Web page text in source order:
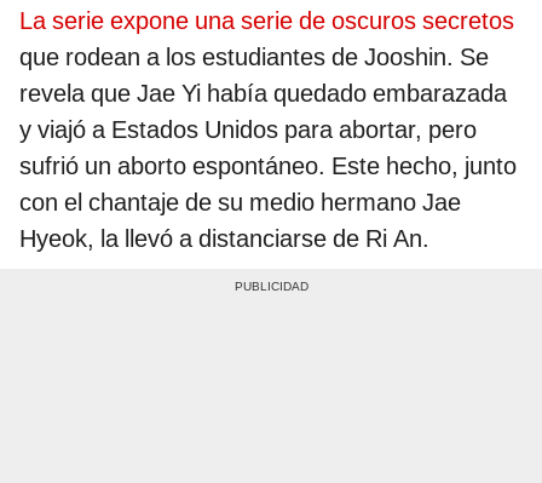
La serie expone una serie de oscuros secretos
que rodean a los estudiantes de Jooshin. Se
revela que Jae Yi había quedado embarazada
y viajó a Estados Unidos para abortar, pero
sufrió un aborto espontáneo. Este hecho, junto
con el chantaje de su medio hermano Jae
Hyeok, la llevó a distanciarse de Ri An.